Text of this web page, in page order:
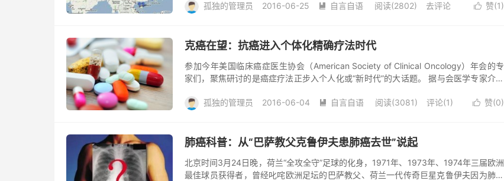
 赞(1)
孤独的管理员 2016-06-25  自言自语 阅读(2802) 去评论
克癌在望：抗癌进入个体化精确疗法时代
参加今年美国临床癌症医生协会（American Society of Clinical Oncology）年会的专
家们，聚焦研讨的是癌症疗法正步入个人化或“新时代”的大话题。 据与会医学专家介绍
 赞(0)
孤独的管理员 2016-06-04  自言自语 阅读(3081) 评论(1)
肺癌科普：从“巴萨教父克鲁伊夫患肺癌去世”说起
北京时间3月24日晚，荷兰“全攻全守”足球的化身，1971年、1973年、1974年三届欧洲
最佳球员获得者，曾经叱咤欧洲足坛的巴萨教父、荷兰一代传奇巨星克鲁伊夫因为肺癌